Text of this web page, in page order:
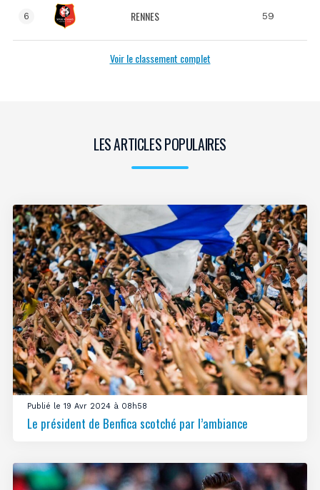
6 RENNES 59
Voir le classement complet
LES ARTICLES POPULAIRES
Publié le 19 Avr 2024 à 08h58
Le président de Benfica scotché par l’ambiance